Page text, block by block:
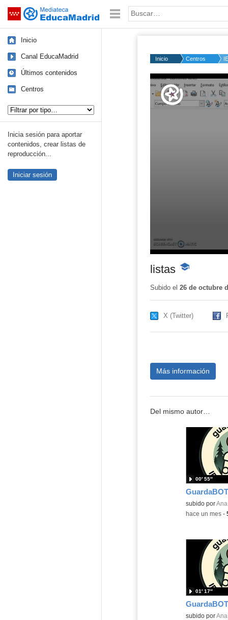
Saltar navegación Palabra o frase:
Inicio
Canal EducaMadrid
Últimos contenidos
Centros
Inicia sesión para aportar
contenidos, crear listas de
reproducción...
Iniciar sesión
Inicio Centros
Volume
50%
listas -
educativo
Subido el 26 de octubre
X (Twitter)
Más información
Del mismo autor…
Contenido
subido porAna
00′ 55″
-hace un mes-
Contenido
subido porAna
01′ 17″